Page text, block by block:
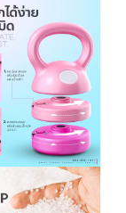
กิโลกรัม
ง่าย
หนักได้แล้ว